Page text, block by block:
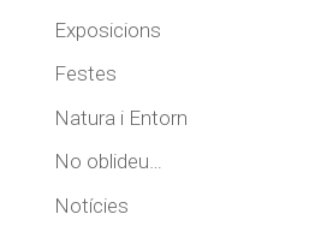
Exposicions
Festes
Natura i Entorn
No oblideu…
Notícies